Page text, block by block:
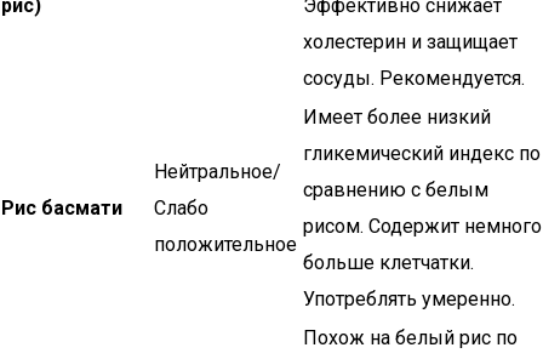
рис)
Эффективно снижает
холестерин и защищает
сосуды. Рекомендуется.
Рис басмати
Нейтральное/
Слабо
положительное
Имеет более низкий
гликемический индекс по
сравнению с белым
рисом. Содержит немного
больше клетчатки.
Употреблять умеренно.
Похож на белый рис по